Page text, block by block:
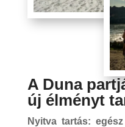
A Duna
új élményt
Nyitva tartás: